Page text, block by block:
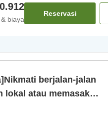
biaya
Reservasi
berjalan-jalan
lokal atau memasak
[Kamar saja]